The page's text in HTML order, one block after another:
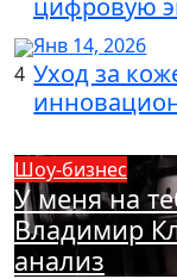
цифровую
4
Янв 14, 2026
Уход за
Шоу-бизнес
У меня на
Владимир
анализ